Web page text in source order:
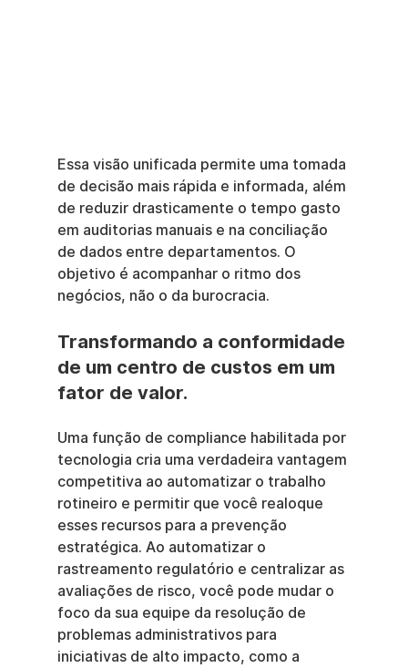
Essa visão unificada permite uma tomada
de decisão mais rápida e informada, além
de reduzir drasticamente o tempo gasto
em auditorias manuais e na conciliação
de dados entre departamentos. O
objetivo é acompanhar o ritmo dos
negócios, não o da burocracia.
Transformando a conformidade
de um centro de custos em um
fator de valor.
Uma função de compliance habilitada por
tecnologia cria uma verdadeira vantagem
competitiva ao automatizar o trabalho
rotineiro e permitir que você realoque
esses recursos para a prevenção
estratégica. Ao automatizar o
rastreamento regulatório e centralizar as
avaliações de risco, você pode mudar o
foco da sua equipe da resolução de
problemas administrativos para
iniciativas de alto impacto, como a